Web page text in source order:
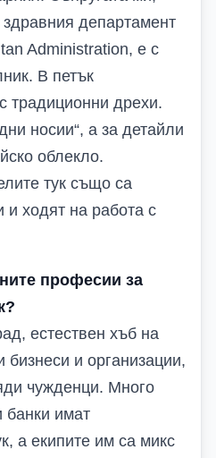
департамент
Administration, е с
В петък
традиционни дрехи.
носии“, а за детайли
облекло.
тук също са
ходят на работа с
професии за
естествен хъб на
и организации,
чужденци. Много
банки имат
а екипите им са микс